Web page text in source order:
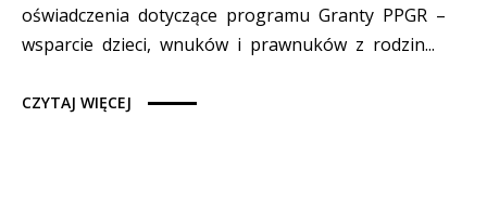
oświadczenia dotyczące programu Granty PPGR –
wsparcie dzieci, wnuków i prawnuków z rodzin...
CZYTAJ WIĘCEJ